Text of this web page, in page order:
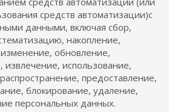
средств автоматизации)с
данными, включая сбор,
накопление,
обновление,
извлечение, использование,
предоставление,
блокирование, удаление,
персональных данных.